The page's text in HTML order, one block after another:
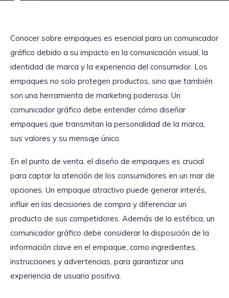
Conocer sobre empaques es esencial para un comunicador
gráfico debido a su impacto en la comunicación visual, la
identidad de marca y la experiencia del consumidor. Los
empaques no solo protegen productos, sino que también
son una herramienta de marketing poderosa. Un
comunicador gráfico debe entender cómo diseñar
empaques que transmitan la personalidad de la marca,
sus valores y su mensaje único.
En el punto de venta, el diseño de empaques es crucial
para captar la atención de los consumidores en un mar de
opciones. Un empaque atractivo puede generar interés,
influir en las decisiones de compra y diferenciar un
producto de sus competidores. Además de la estética, un
comunicador gráfico debe considerar la disposición de la
información clave en el empaque, como ingredientes,
instrucciones y advertencias, para garantizar una
experiencia de usuario positiva.